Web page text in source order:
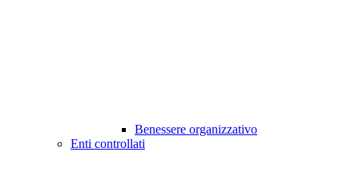
Benessere organizzativo
Enti controllati